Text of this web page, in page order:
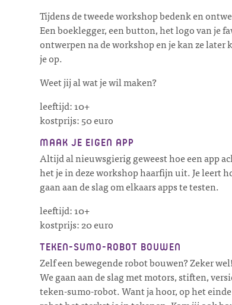
Tijdens de tweede workshop bedenk en
Een boeklegger, een button, het logo van je
ontwerpen na de workshop en je kan ze later
je op.
Weet jij al wat je wil maken?
leeftijd: 10+
kostprijs: 50 euro
MAAK JE EIGEN APP
Altijd al nieuwsgierig geweest hoe een app
het je in deze workshop haarfijn uit. Je leert
gaan aan de slag om elkaars apps te testen.
leeftijd: 10+
kostprijs: 20 euro
TEKEN-SUMO-ROBOT BOUWEN
Zelf een bewegende robot bouwen? Zeker wel!
We gaan aan de slag met motors, stiften,
teken-sumo-robot. Want ja hoor, op het